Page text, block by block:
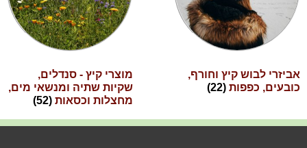
אביזרי לבוש קיץ וחורף,
כובעים, כפפות (22)
מוצרי קיץ - סנדלים,
שקיות שתיה ומנשאי מים,
מחצלות וכסאות (52)